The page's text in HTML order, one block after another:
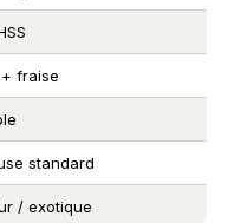
fraise
standard
/ exotique